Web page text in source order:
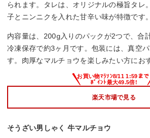
られます。タレは、オリジナルの極旨タレ
子とニンニクを入れた甘辛い味が特徴です。
内容量は、200g入りのパックが2つで、合
冷凍保存で約3ヶ月です。包装には、真空
す。肉厚なマルチョウを楽しみたい方にお
楽天市場で見る
そうざい男しゃく 牛マルチョウ